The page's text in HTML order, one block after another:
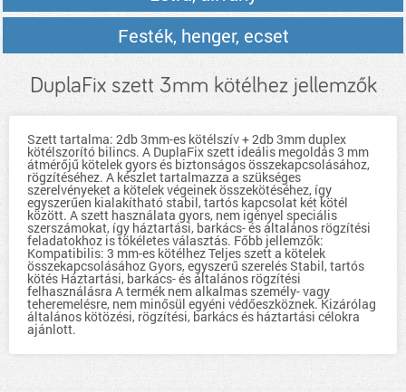
Festék, henger, ecset
DuplaFix szett 3mm kötélhez jellemzők
Szett tartalma: 2db 3mm-es kötélszív + 2db 3mm duplex
kötélszorító bilincs. A DuplaFix szett ideális megoldás 3 mm
átmérőjű kötelek gyors és biztonságos összekapcsolásához,
rögzítéséhez. A készlet tartalmazza a szükséges
szerelvényeket a kötelek végeinek összekötéséhez, így
egyszerűen kialakítható stabil, tartós kapcsolat két kötél
között. A szett használata gyors, nem igényel speciális
szerszámokat, így háztartási, barkács- és általános rögzítési
feladatokhoz is tökéletes választás. Főbb jellemzők:
Kompatibilis: 3 mm-es kötélhez Teljes szett a kötelek
összekapcsolásához Gyors, egyszerű szerelés Stabil, tartós
kötés Háztartási, barkács- és általános rögzítési
felhasználásra A termék nem alkalmas személy- vagy
teheremelésre, nem minősül egyéni védőeszköznek. Kizárólag
általános kötözési, rögzítési, barkács és háztartási célokra
ajánlott.